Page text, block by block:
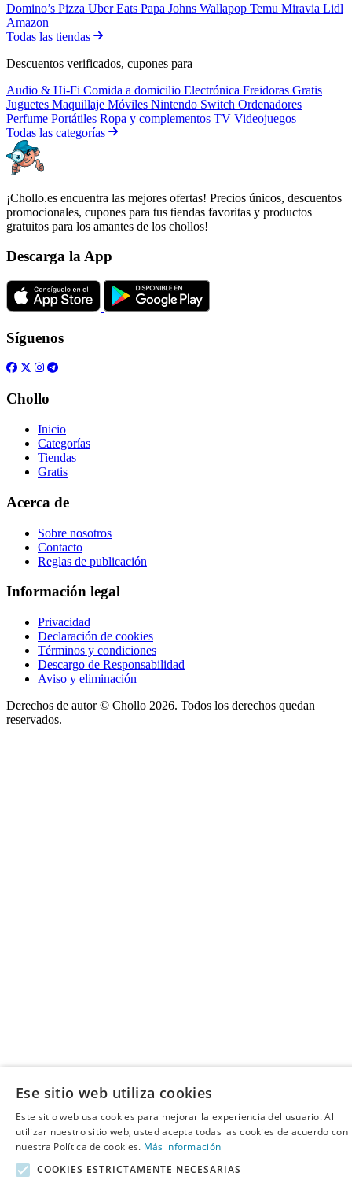
Domino’s Pizza Uber Eats Papa Johns Wallapop Temu Miravia Lidl
Amazon
Todas las tiendas
Descuentos verificados, cupones para
Audio & Hi-Fi Comida a domicilio Electrónica Freidoras Gratis
Juguetes Maquillaje Móviles Nintendo Switch Ordenadores
Perfume Portátiles Ropa y complementos TV Videojuegos
Todas las categorías
¡Chollo.es encuentra las mejores ofertas! Precios únicos, descuentos
promocionales, cupones para tus tiendas favoritas y productos
gratuitos para los amantes de los chollos!
Descarga la App
Síguenos
Chollo
Inicio
Categorías
Tiendas
Gratis
Acerca de
Sobre nosotros
Contacto
Reglas de publicación
Información legal
Privacidad
Declaración de cookies
Términos y condiciones
Descargo de Responsabilidad
Aviso y eliminación
Derechos de autor © Chollo 2026. Todos los derechos quedan
reservados.
Ese sitio web utiliza cookies
Este sitio web usa cookies para mejorar la experiencia del usuario. Al
utilizar nuestro sitio web, usted acepta todas las cookies de acuerdo con
nuestra Política de cookies. Más información
COOKIES ESTRICTAMENTE NECESARIAS